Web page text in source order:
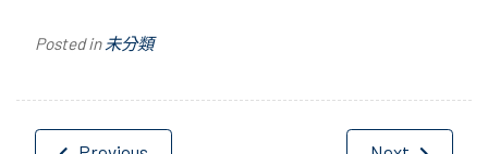
Posted in 未分類